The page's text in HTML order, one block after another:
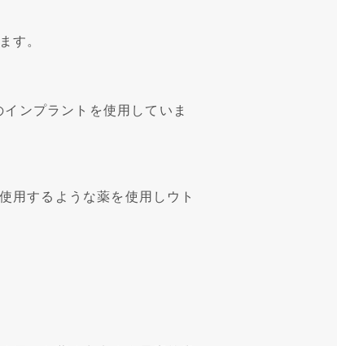
す。
ンプラントを使用していま
用するような薬を使用しウト